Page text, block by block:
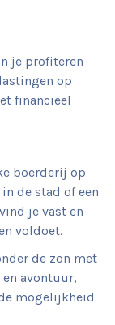
je profiteren
op
financieel
boerderij op
de stad of een
je vast en
voldoet.
de zon met
avontuur,
mogelijkheid